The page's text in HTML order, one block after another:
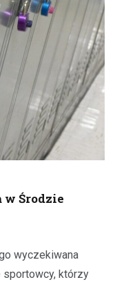
Środzie
wyczekiwana
sportowcy, którzy